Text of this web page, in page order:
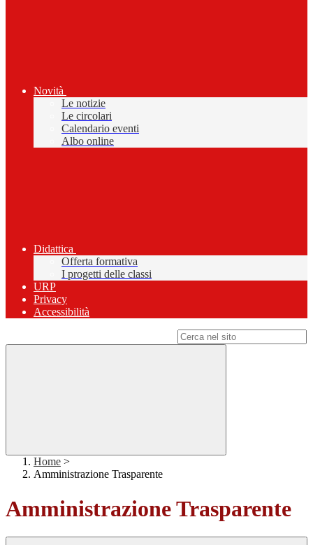
Novità
Le notizie
Le circolari
Calendario eventi
Albo online
Didattica
Offerta formativa
I progetti delle classi
URP
Privacy
Accessibilità
Home >
Amministrazione Trasparente
Amministrazione Trasparente